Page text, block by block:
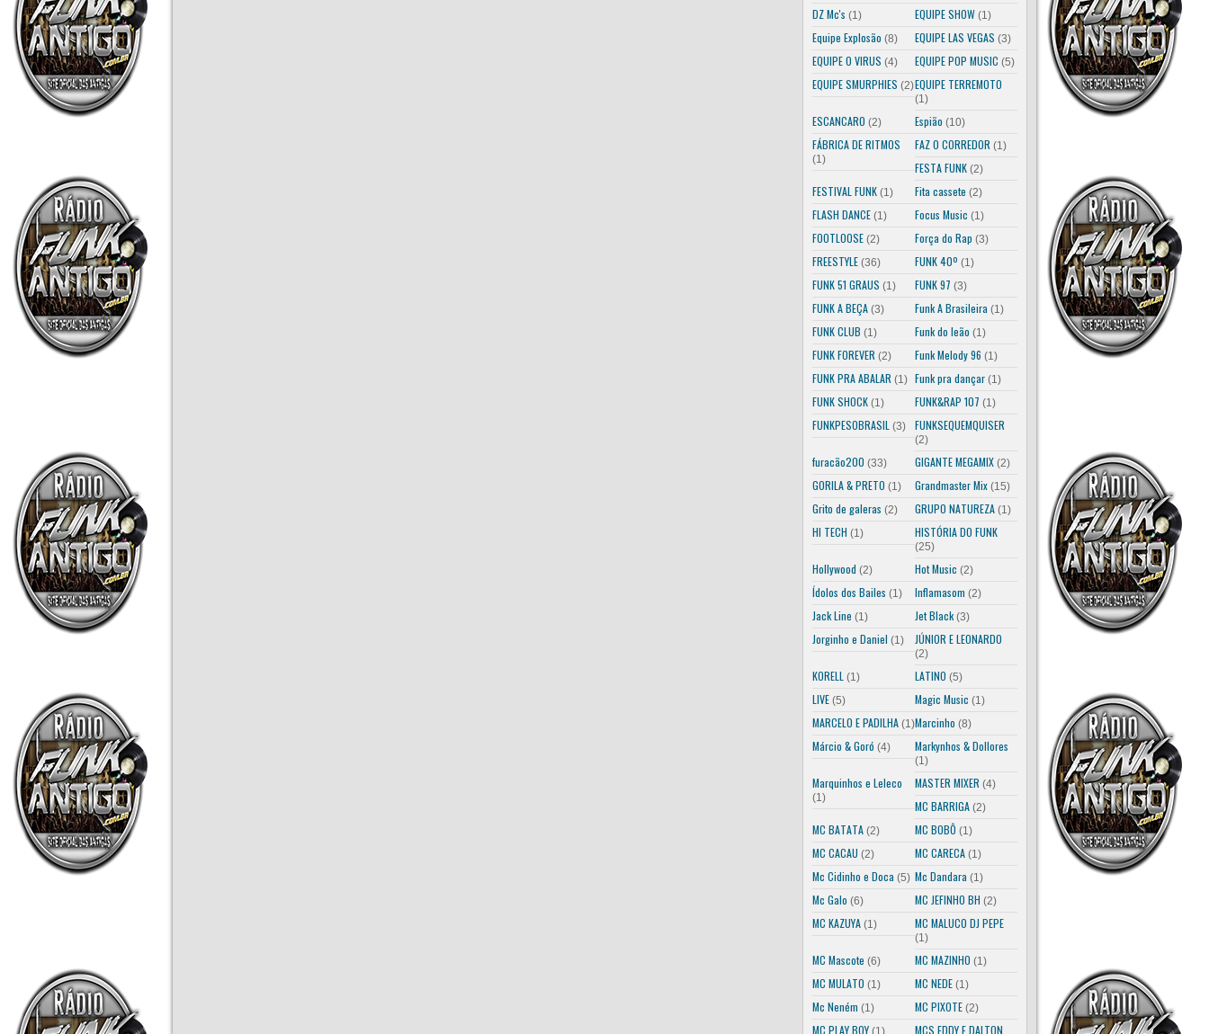
DZ Mc's (1) EQUIPE SHOW (1)
Equipe Explosão (8) EQUIPE LAS VEGAS (3)
EQUIPE O VIRUS (4) EQUIPE POP MUSIC (5)
EQUIPE SMURPHIES (2)EQUIPE TERREMOTO
(1)
ESCANCARO (2) Espião (10)
FÁBRICA DE RITMOS
(1)
FAZ O CORREDOR (1)
FESTA FUNK (2)
FESTIVAL FUNK (1) Fita cassete (2)
FLASH DANCE (1) Focus Music (1)
FOOTLOOSE (2) Força do Rap (3)
FREESTYLE (36) FUNK 40º (1)
FUNK 51 GRAUS (1) FUNK 97 (3)
FUNK A BEÇA (3) Funk A Brasileira (1)
FUNK CLUB (1) Funk do leão (1)
FUNK FOREVER (2) Funk Melody 96 (1)
FUNK PRA ABALAR (1) Funk pra dançar (1)
FUNK SHOCK (1) FUNK&RAP 107 (1)
FUNKPESOBRASIL (3) FUNKSEQUEMQUISER
(2)
furacão200 (33) GIGANTE MEGAMIX (2)
GORILA & PRETO (1) Grandmaster Mix (15)
Grito de galeras (2) GRUPO NATUREZA (1)
HI TECH (1) HISTÓRIA DO FUNK
(25)
Hollywood (2) Hot Music (2)
Ídolos dos Bailes (1) Inflamasom (2)
Jack Line (1) Jet Black (3)
Jorginho e Daniel (1) JÚNIOR E LEONARDO
(2)
KORELL (1) LATINO (5)
LIVE (5) Magic Music (1)
MARCELO E PADILHA (1)Marcinho (8)
Márcio & Goró (4) Markynhos & Dollores
(1)
Marquinhos e Leleco
(1)
MASTER MIXER (4)
MC BARRIGA (2)
MC BATATA (2) MC BOBÔ (1)
MC CACAU (2) MC CARECA (1)
Mc Cidinho e Doca (5) Mc Dandara (1)
Mc Galo (6) MC JEFINHO BH (2)
MC KAZUYA (1) MC MALUCO DJ PEPE
(1)
MC Mascote (6) MC MAZINHO (1)
MC MULATO (1) MC NEDE (1)
Mc Neném (1) MC PIXOTE (2)
MC PLAY BOY (1) MCS EDDY E DALTON